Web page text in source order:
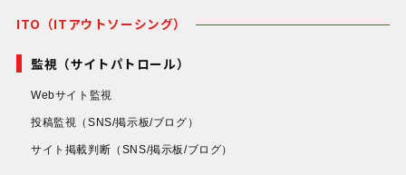
ITO（ITアウトソーシング）
監視（サイトパトロール）
Webサイト監視
投稿監視 （SNS/掲示板/ブログ）
サイト掲載判断 （SNS/掲示板/ブログ）